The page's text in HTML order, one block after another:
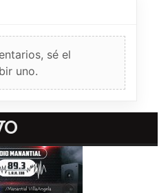
sé el
uno.